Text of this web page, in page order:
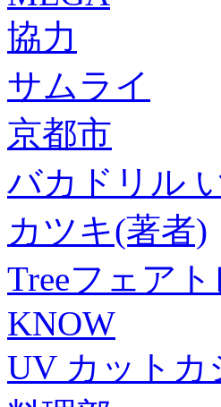
協力
サムライ
京都市
バカドリル
カツキ(著者)
Treeフェア
KNOW
UV カットカ